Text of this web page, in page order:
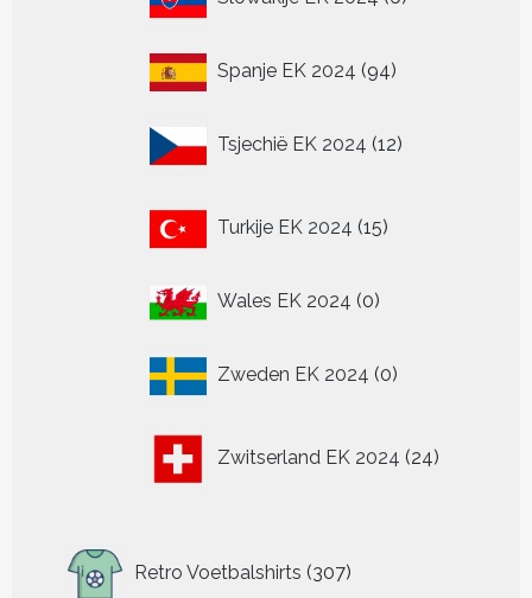
producten
Spanje EK 2024 9494
Tsjechië EK 2024 12
producten
Turkije EK 2024 15
producten
Wales EK 2024 00
Zweden EK 2024 0
producten
Zwitserland EK 2024 24
producten
Retro Voetbalshirts 307
producten